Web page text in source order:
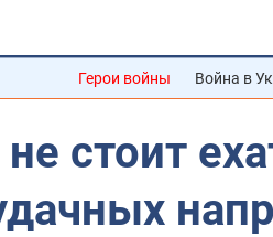
Герои войны Война в
стоит